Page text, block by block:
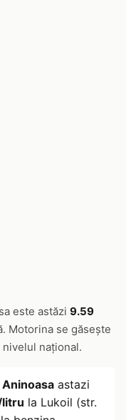
este astăzi 9.59
Motorina se găsește
nivelul național.
Aninoasa astazi
la Lukoil (str.